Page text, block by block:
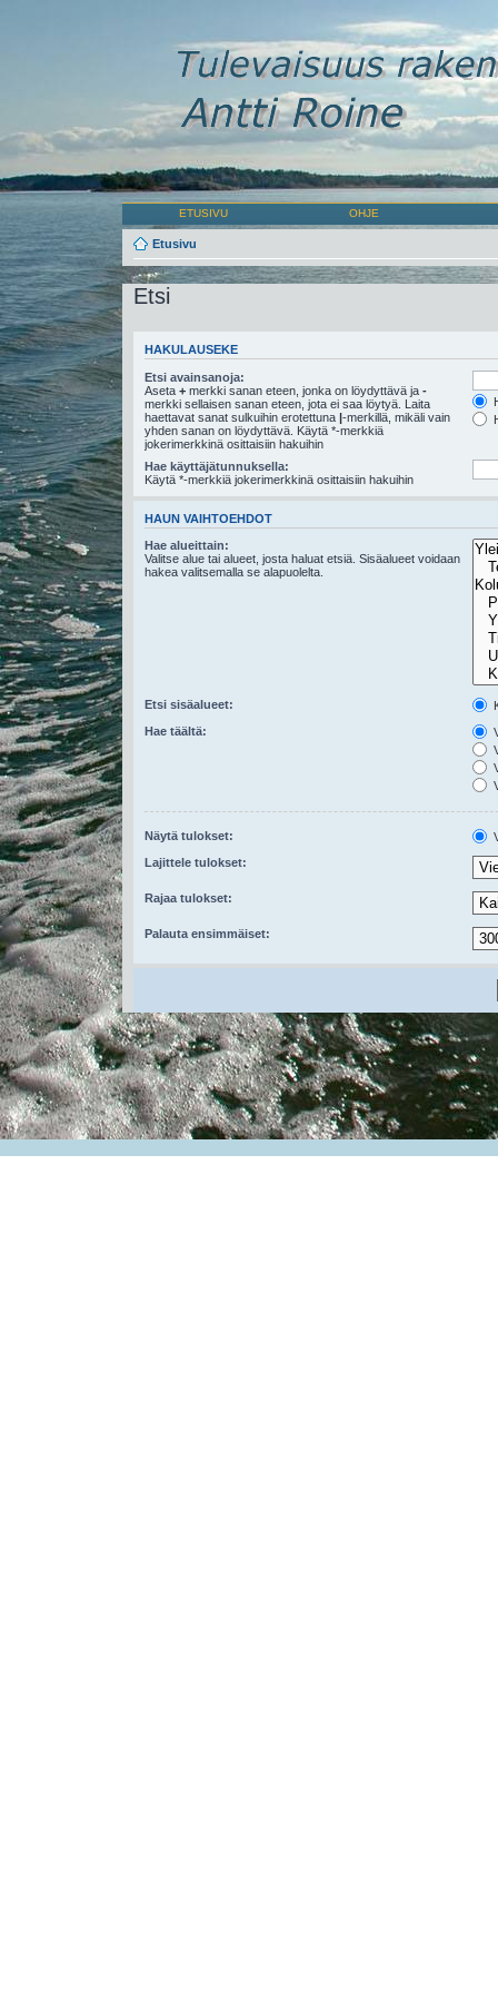
ETUSIVU OHJE
Etusivu
Etsi
HAKULAUSEKE
Etsi avainsanoja:
Aseta + merkki sanan eteen, jonka on löydyttävä ja -
merkki sellaisen sanan eteen, jota ei saa löytyä. Laita
haettavat sanat sulkuihin erotettuna |-merkillä, mikäli vain
yhden sanan on löydyttävä. Käytä *-merkkiä
jokerimerkkinä osittaisiin hakuihin
Hae käyttäjätunnuksella:
Käytä *-merkkiä jokerimerkkinä osittaisiin hakuihin
HAUN VAIHTOEHDOT
Hae alueittain:
Valitse alue tai alueet, josta haluat etsiä. Sisäalueet voidaan
hakea valitsemalla se alapuolelta.
Etsi sisäalueet:
Hae täältä:
Näytä tulokset:
Lajittele tulokset:
Rajaa tulokset:
Palauta ensimmäiset: